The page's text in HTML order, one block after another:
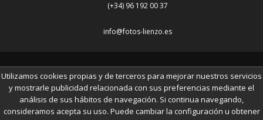
(+34) 96 192 00 37
info@fotos-lienzo.es
© 2014 www.fotos-lienzo.es
Utilizamos cookies propias y de terceros para mejorar nuestros servicios
y mostrarle publicidad relacionada con sus preferencias mediante el
análisis de sus hábitos de navegación. Si continua navegando,
consideramos acepta su uso. Puede cambiar la configuración u obtener